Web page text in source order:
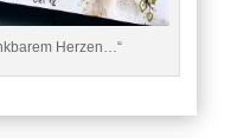
Herzen…“